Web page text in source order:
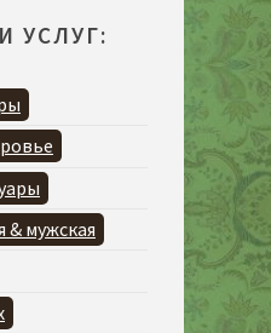
УСЛУГ:
& мужская